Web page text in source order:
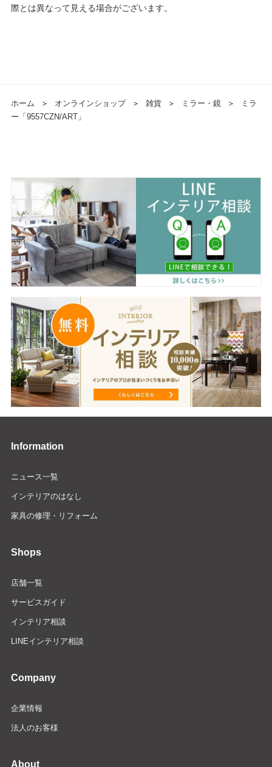
際とは異なって見える場合がございます。
ホーム ＞ オンラインショップ ＞ 雑貨 ＞ ミラー・鏡 ＞
ミラ
ー「9557CZN/ART」
Information
ニュース一覧
インテリアのはなし
家具の修理・リフォーム
Shops
店舗一覧
サービスガイド
インテリア相談
LINEインテリア相談
Company
企業情報
法人のお客様
About